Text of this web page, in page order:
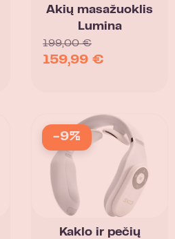
Akių masažuoklis
Lumina
199,00€
159,99 €
-9%
Kaklo ir pečių